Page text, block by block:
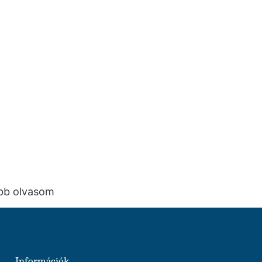
olvasom